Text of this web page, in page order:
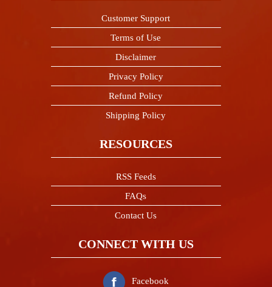
Customer Support
Terms of Use
Disclaimer
Privacy Policy
Refund Policy
Shipping Policy
RESOURCES
RSS Feeds
FAQs
Contact Us
CONNECT WITH US
Facebook